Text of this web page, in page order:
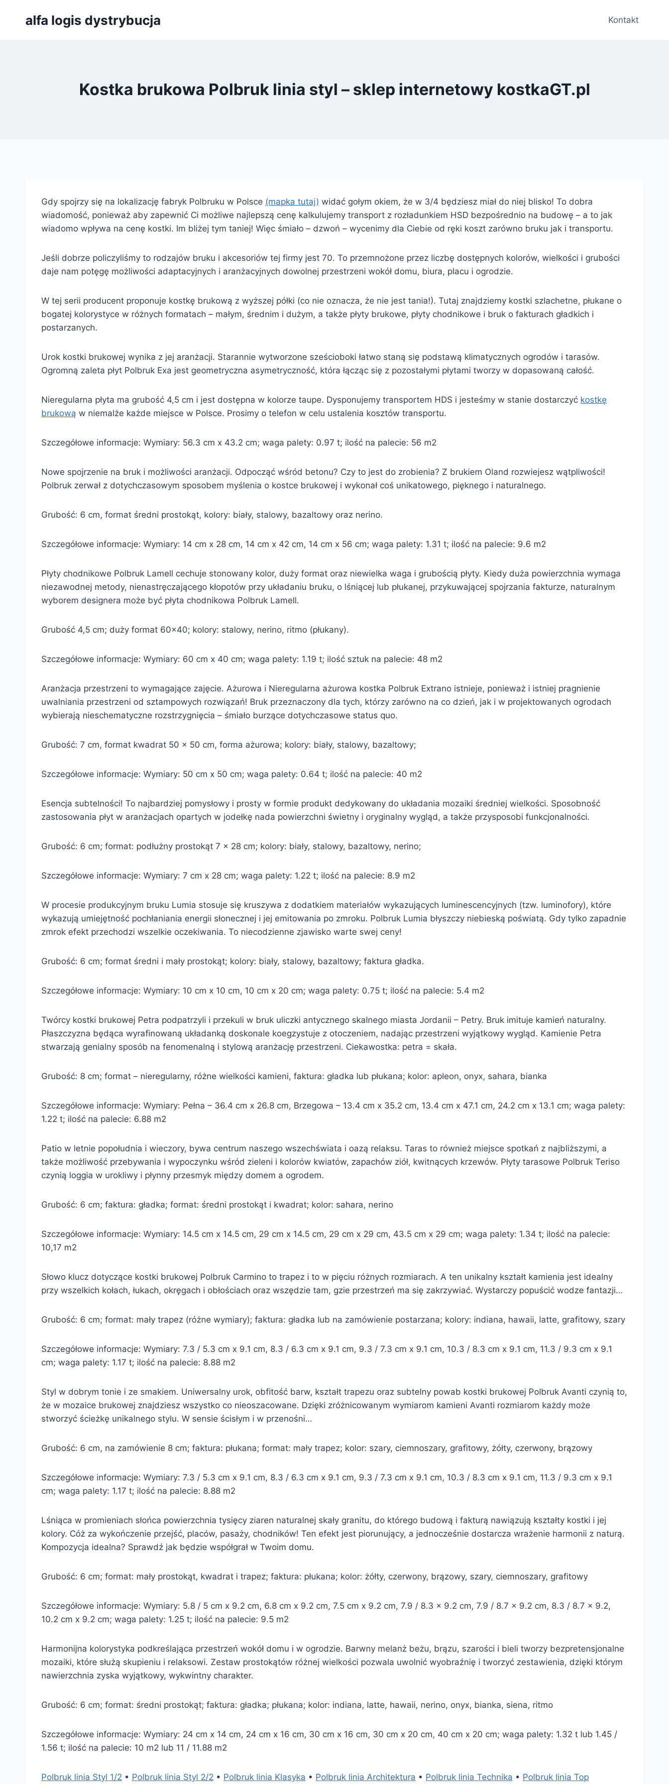
alfa logis dystrybucja Kontakt
Kostka brukowa Polbruk linia styl – sklep internetowy kostkaGT.pl
Gdy spojrzy się na lokalizację fabryk Polbruku w Polsce (mapka tutaj) widać gołym okiem, że w 3/4 będziesz miał do niej blisko! To dobra
wiadomość, ponieważ aby zapewnić Ci możliwe najlepszą cenę kalkulujemy transport z rozładunkiem HSD bezpośrednio na budowę – a to jak
wiadomo wpływa na cenę kostki. Im bliżej tym taniej! Więc śmiało – dzwoń – wycenimy dla Ciebie od ręki koszt zarówno bruku jak i transportu.
Jeśli dobrze policzyliśmy to rodzajów bruku i akcesoriów tej firmy jest 70. To przemnożone przez liczbę dostępnych kolorów, wielkości i grubości
daje nam potęgę możliwości adaptacyjnych i aranżacyjnych dowolnej przestrzeni wokół domu, biura, placu i ogrodzie.
W tej serii producent proponuje kostkę brukową z wyższej półki (co nie oznacza, że nie jest tania!). Tutaj znajdziemy kostki szlachetne, płukane o
bogatej kolorystyce w różnych formatach – małym, średnim i dużym, a także płyty brukowe, płyty chodnikowe i bruk o fakturach gładkich i
postarzanych.
Urok kostki brukowej wynika z jej aranżacji. Starannie wytworzone sześcioboki łatwo staną się podstawą klimatycznych ogrodów i tarasów.
Ogromną zaleta płyt Polbruk Exa jest geometryczna asymetryczność, która łącząc się z pozostałymi płytami tworzy w dopasowaną całość.
Nieregularna płyta ma grubość 4,5 cm i jest dostępna w kolorze taupe. Dysponujemy transportem HDS i jesteśmy w stanie dostarczyć kostkę
brukową w niemalże każde miejsce w Polsce. Prosimy o telefon w celu ustalenia kosztów transportu.
Szczegółowe informacje: Wymiary: 56.3 cm x 43.2 cm; waga palety: 0.97 t; ilość na palecie: 56 m2
Nowe spojrzenie na bruk i możliwości aranżacji. Odpocząć wśród betonu? Czy to jest do zrobienia? Z brukiem Oland rozwiejesz wątpliwości!
Polbruk zerwał z dotychczasowym sposobem myślenia o kostce brukowej i wykonał coś unikatowego, pięknego i naturalnego.
Grubość: 6 cm, format średni prostokąt, kolory: biały, stalowy, bazaltowy oraz nerino.
Szczegółowe informacje: Wymiary: 14 cm x 28 cm, 14 cm x 42 cm, 14 cm x 56 cm; waga palety: 1.31 t; ilość na palecie: 9.6 m2
Płyty chodnikowe Polbruk Lamell cechuje stonowany kolor, duży format oraz niewielka waga i grubością płyty. Kiedy duża powierzchnia wymaga
niezawodnej metody, nienastręczającego kłopotów przy układaniu bruku, o lśniącej lub płukanej, przykuwającej spojrzania fakturze, naturalnym
wyborem designera może być płyta chodnikowa Polbruk Lamell.
Grubość 4,5 cm; duży format 60×40; kolory: stalowy, nerino, ritmo (płukany).
Szczegółowe informacje: Wymiary: 60 cm x 40 cm; waga palety: 1.19 t; ilość sztuk na palecie: 48 m2
Aranżacja przestrzeni to wymagające zajęcie. Ażurowa i Nieregularna ażurowa kostka Polbruk Extrano istnieje, ponieważ i istniej pragnienie
uwalniania przestrzeni od sztampowych rozwiązań! Bruk przeznaczony dla tych, którzy zarówno na co dzień, jak i w projektowanych ogrodach
wybierają nieschematyczne rozstrzygnięcia – śmiało burzące dotychczasowe status quo.
Grubość: 7 cm, format kwadrat 50 x 50 cm, forma ażurowa; kolory: biały, stalowy, bazaltowy;
Szczegółowe informacje: Wymiary: 50 cm x 50 cm; waga palety: 0.64 t; ilość na palecie: 40 m2
Esencja subtelności! To najbardziej pomysłowy i prosty w formie produkt dedykowany do układania mozaiki średniej wielkości. Sposobność
zastosowania płyt w aranżacjach opartych w jodełkę nada powierzchni świetny i oryginalny wygląd, a także przysposobi funkcjonalności.
Grubość: 6 cm; format: podłużny prostokąt 7 x 28 cm; kolory: biały, stalowy, bazaltowy, nerino;
Szczegółowe informacje: Wymiary: 7 cm x 28 cm; waga palety: 1.22 t; ilość na palecie: 8.9 m2
W procesie produkcyjnym bruku Lumia stosuje się kruszywa z dodatkiem materiałów wykazujących luminescencyjnych (tzw. luminofory), które
wykazują umiejętność pochłaniania energii słonecznej i jej emitowania po zmroku. Polbruk Lumia błyszczy niebieską poświatą. Gdy tylko zapadnie
zmrok efekt przechodzi wszelkie oczekiwania. To niecodzienne zjawisko warte swej ceny!
Grubość: 6 cm; format średni i mały prostokąt; kolory: biały, stalowy, bazaltowy; faktura gładka.
Szczegółowe informacje: Wymiary: 10 cm x 10 cm, 10 cm x 20 cm; waga palety: 0.75 t; ilość na palecie: 5.4 m2
Twórcy kostki brukowej Petra podpatrzyli i przekuli w bruk uliczki antycznego skalnego miasta Jordanii – Petry. Bruk imituje kamień naturalny.
Płaszczyzna będąca wyrafinowaną układanką doskonale koegzystuje z otoczeniem, nadając przestrzeni wyjątkowy wygląd. Kamienie Petra
stwarzają genialny sposób na fenomenalną i stylową aranżację przestrzeni. Ciekawostka: petra = skała.
Grubość: 8 cm; format – nieregularny, różne wielkości kamieni, faktura: gładka lub płukana; kolor: apleon, onyx, sahara, bianka
Szczegółowe informacje: Wymiary: Pełna – 36.4 cm x 26.8 cm, Brzegowa – 13.4 cm x 35.2 cm, 13.4 cm x 47.1 cm, 24.2 cm x 13.1 cm; waga palety:
1.22 t; ilość na palecie: 6.88 m2
Patio w letnie popołudnia i wieczory, bywa centrum naszego wszechświata i oazą relaksu. Taras to również miejsce spotkań z najbliższymi, a
także możliwość przebywania i wypoczynku wśród zieleni i kolorów kwiatów, zapachów ziół, kwitnących krzewów. Płyty tarasowe Polbruk Teriso
czynią loggia w urokliwy i płynny przesmyk między domem a ogrodem.
Grubość: 6 cm; faktura: gładka; format: średni prostokąt i kwadrat; kolor: sahara, nerino
Szczegółowe informacje: Wymiary: 14.5 cm x 14.5 cm, 29 cm x 14.5 cm, 29 cm x 29 cm, 43.5 cm x 29 cm; waga palety: 1.34 t; ilość na palecie:
10,17 m2
Słowo klucz dotyczące kostki brukowej Polbruk Carmino to trapez i to w pięciu różnych rozmiarach. A ten unikalny kształt kamienia jest idealny
przy wszelkich kołach, łukach, okręgach i obłościach oraz wszędzie tam, gzie przestrzeń ma się zakrzywiać. Wystarczy popuścić wodze fantazji…
Grubość: 6 cm; format: mały trapez (różne wymiary); faktura: gładka lub na zamówienie postarzana; kolory: indiana, hawaii, latte, grafitowy, szary
Szczegółowe informacje: Wymiary: 7.3 / 5.3 cm x 9.1 cm, 8.3 / 6.3 cm x 9.1 cm, 9.3 / 7.3 cm x 9.1 cm, 10.3 / 8.3 cm x 9.1 cm, 11.3 / 9.3 cm x 9.1
cm; waga palety: 1.17 t; ilość na palecie: 8.88 m2
Styl w dobrym tonie i ze smakiem. Uniwersalny urok, obfitość barw, kształt trapezu oraz subtelny powab kostki brukowej Polbruk Avanti czynią to,
że w mozaice brukowej znajdziesz wszystko co nieoszacowane. Dzięki zróżnicowanym wymiarom kamieni Avanti rozmiarom każdy może
stworzyć ścieżkę unikalnego stylu. W sensie ścisłym i w przenośni…
Grubość: 6 cm, na zamówienie 8 cm; faktura: płukana; format: mały trapez; kolor: szary, ciemnoszary, grafitowy, żółty, czerwony, brązowy
Szczegółowe informacje: Wymiary: 7.3 / 5.3 cm x 9.1 cm, 8.3 / 6.3 cm x 9.1 cm, 9.3 / 7.3 cm x 9.1 cm, 10.3 / 8.3 cm x 9.1 cm, 11.3 / 9.3 cm x 9.1
cm; waga palety: 1.17 t; ilość na palecie: 8.88 m2
Lśniąca w promieniach słońca powierzchnia tysięcy ziaren naturalnej skały granitu, do którego budową i fakturą nawiązują kształty kostki i jej
kolory. Cóż za wykończenie przejść, placów, pasaży, chodników! Ten efekt jest piorunujący, a jednocześnie dostarcza wrażenie harmonii z naturą.
Kompozycja idealna? Sprawdź jak będzie współgrał w Twoim domu.
Grubość: 6 cm; format: mały prostokąt, kwadrat i trapez; faktura: płukana; kolor: żółty, czerwony, brązowy, szary, ciemnoszary, grafitowy
Szczegółowe informacje: Wymiary: 5.8 / 5 cm x 9.2 cm, 6.8 cm x 9.2 cm, 7.5 cm x 9.2 cm, 7.9 / 8.3 x 9.2 cm, 7.9 / 8.7 x 9.2 cm, 8.3 / 8.7 x 9.2,
10.2 cm x 9.2 cm; waga palety: 1.25 t; ilość na palecie: 9.5 m2
Harmonijna kolorystyka podkreślająca przestrzeń wokół domu i w ogrodzie. Barwny melanż beżu, brązu, szarości i bieli tworzy bezpretensjonalne
mozaiki, które służą skupieniu i relaksowi. Zestaw prostokątów różnej wielkości pozwala uwolnić wyobraźnię i tworzyć zestawienia, dzięki którym
nawierzchnia zyska wyjątkowy, wykwintny charakter.
Grubość: 6 cm; format: średni prostokąt; faktura: gładka; płukana; kolor: indiana, latte, hawaii, nerino, onyx, bianka, siena, ritmo
Szczegółowe informacje: Wymiary: 24 cm x 14 cm, 24 cm x 16 cm, 30 cm x 16 cm, 30 cm x 20 cm, 40 cm x 20 cm; waga palety: 1.32 t lub 1.45 /
1.56 t; ilość na palecie: 10 m2 lub 11 / 11.88 m2
Polbruk linia Styl 1/2 • Polbruk linia Styl 2/2 • Polbruk linia Klasyka • Polbruk linia Architektura • Polbruk linia Technika • Polbruk linia Top